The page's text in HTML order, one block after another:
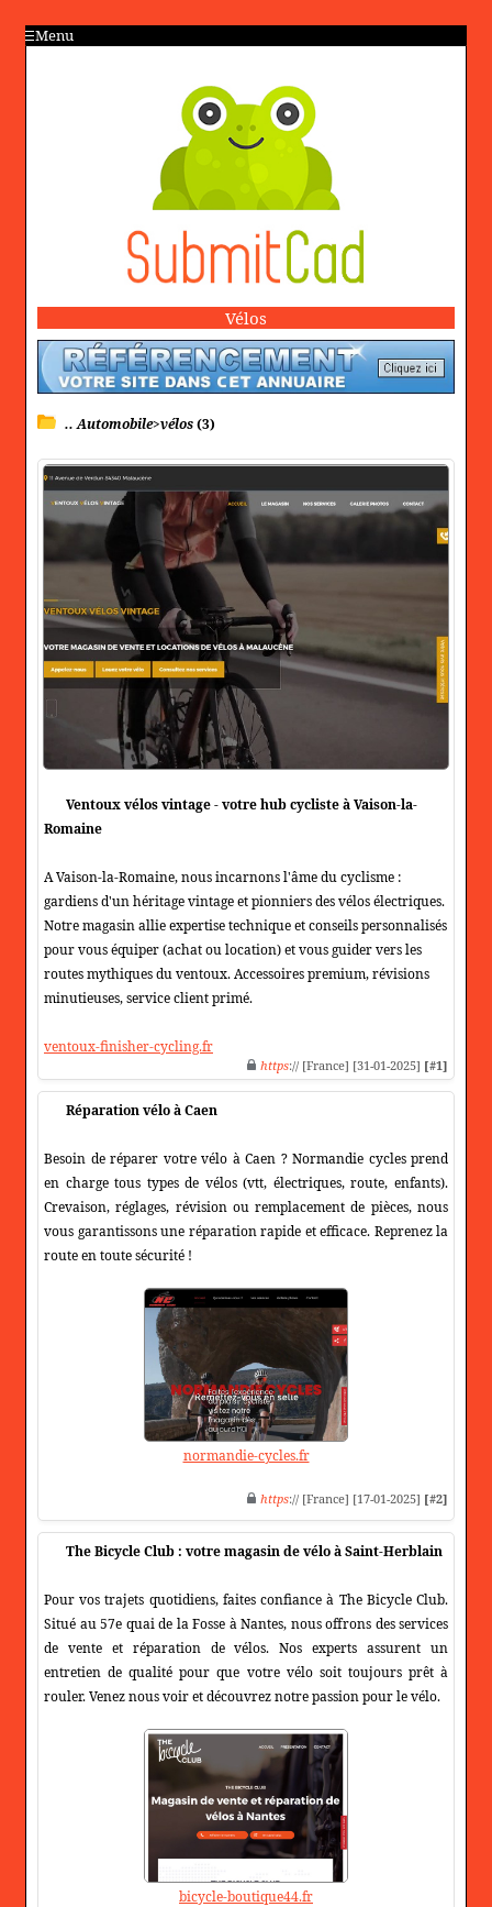
Menu
Vélos
.. Automobile>vélos(3)
Ventoux vélos vintage - votre hub cycliste à Vaison-la-
Romaine
A Vaison-la-Romaine, nous incarnons l'âme du cyclisme :
gardiens d'un héritage vintage et pionniers des vélos électriques.
Notre magasin allie expertise technique et conseils personnalisés
pour vous équiper (achat ou location) et vous guider vers les
routes mythiques du ventoux. Accessoires premium, révisions
minutieuses, service client primé.
ventoux-finisher-cycling.fr
https:// [France] [31-01-2025] [#1]
Réparation vélo à Caen
Besoin de réparer votre vélo à Caen ? Normandie cycles prend
en charge tous types de vélos (vtt, électriques, route, enfants).
Crevaison, réglages, révision ou remplacement de pièces, nous
vous garantissons une réparation rapide et efficace. Reprenez la
route en toute sécurité !
normandie-cycles.fr
https:// [France] [17-01-2025] [#2]
The Bicycle Club : votre magasin de vélo à Saint-Herblain
Pour vos trajets quotidiens, faites confiance à The Bicycle Club.
Situé au 57e quai de la Fosse à Nantes, nous offrons des services
de vente et réparation de vélos. Nos experts assurent un
entretien de qualité pour que votre vélo soit toujours prêt à
rouler. Venez nous voir et découvrez notre passion pour le vélo.
bicycle-boutique44.fr